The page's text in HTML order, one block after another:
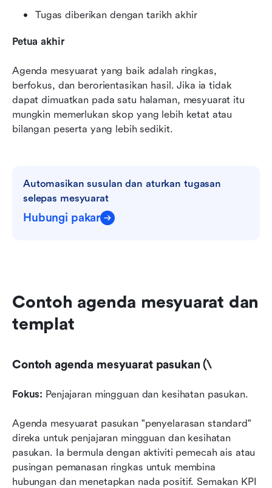
Tugas diberikan dengan tarikh akhir
Petua akhir
Agenda mesyuarat yang baik adalah ringkas,
berfokus, dan berorientasikan hasil. Jika ia tidak
dapat dimuatkan pada satu halaman, mesyuarat itu
mungkin memerlukan skop yang lebih ketat atau
bilangan peserta yang lebih sedikit.
Automasikan susulan dan aturkan tugasan
selepas mesyuarat
Hubungi pakar
Contoh agenda mesyuarat dan
templat
Contoh agenda mesyuarat pasukan (\
Fokus: Penjajaran mingguan dan kesihatan pasukan.
Agenda mesyuarat pasukan "penyelarasan standard"
direka untuk penjajaran mingguan dan kesihatan
pasukan. Ia bermula dengan aktiviti pemecah ais atau
pusingan pemanasan ringkas untuk membina
hubungan dan menetapkan nada positif. Semakan KPI